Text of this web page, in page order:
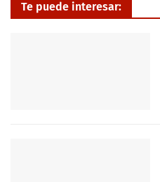
Te puede interesar: